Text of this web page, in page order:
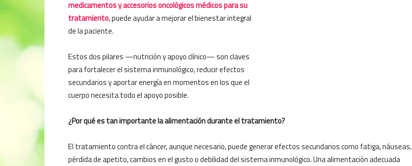
medicamentos y accesorios oncológicos médicos para su
tratamiento, puede ayudar a mejorar el bienestar integral
de la paciente.
Estos dos pilares —nutrición y apoyo clínico— son claves
para fortalecer el sistema inmunológico, reducir efectos
secundarios y aportar energía en momentos en los que el
cuerpo necesita todo el apoyo posible.
¿Por qué es tan importante la alimentación durante el tratamiento?
El tratamiento contra el cáncer, aunque necesario, puede generar efectos secundarios como fatiga, náuseas,
pérdida de apetito, cambios en el gusto o debilidad del sistema inmunológico. Una alimentación adecuada